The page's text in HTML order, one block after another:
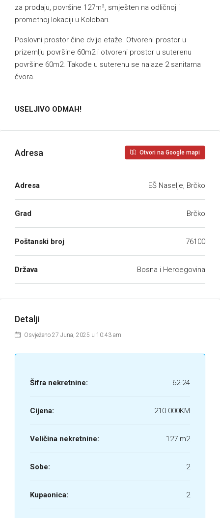
za prodaju, površine 127m², smješten na odličnoj i
prometnoj lokaciji u Kolobari.
Poslovni prostor čine dvije etaže. Otvoreni prostor u
prizemlju površine 60m2 i otvoreni prostor u suterenu
površine 60m2. Takođe u suterenu se nalaze 2 sanitarna
čvora.
USELJIVO ODMAH!
Adresa Otvori na Google mapi
Adresa EŠ Naselje, Brčko
Grad Brčko
Poštanski broj 76100
Država Bosna i Hercegovina
Detalji
Osvježeno 27 Juna, 2025 u 10:43 am
Šifra nekretnine: 62-24
Cijena: 210.000KM
Veličina nekretnine: 127 m2
Sobe: 2
Kupaonica: 2